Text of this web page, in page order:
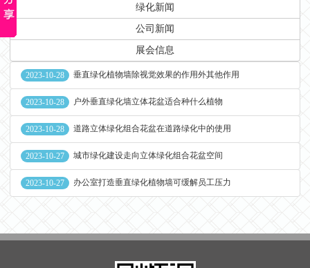
绿化新闻
公司新闻
展会信息
2023-10-28 垂直绿化植物墙除视觉效果的作用外其他作用
2023-10-28 户外垂直绿化墙立体花盆适合种什么植物
2023-10-28 道路立体绿化组合花盆在道路绿化中的使用
2023-10-27 城市绿化建设走向立体绿化组合花盆空间
2023-10-27 办公室打造垂直绿化植物墙可缓解员工压力